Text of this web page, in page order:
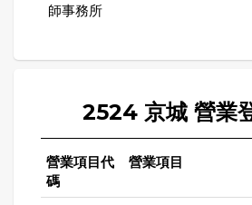
師事務所
2524 京城 營業
營業項目代
碼
營業項目